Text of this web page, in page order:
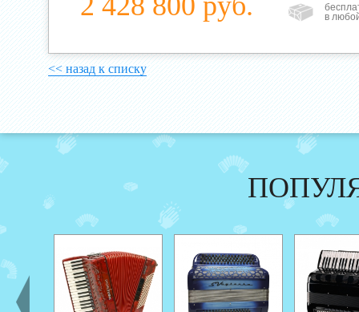
в
<< назад к списку